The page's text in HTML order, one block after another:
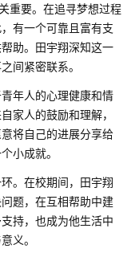
重要。在追寻梦想过程
有一个可靠且富有支
助。田宇翔深知这一
间紧密联系。
年人的心理健康和情
家人的鼓励和理解，
将自己的进展分享给
小成就。
。在校期间，田宇翔
题，在互相帮助中建
持，也成为他生活中
义。